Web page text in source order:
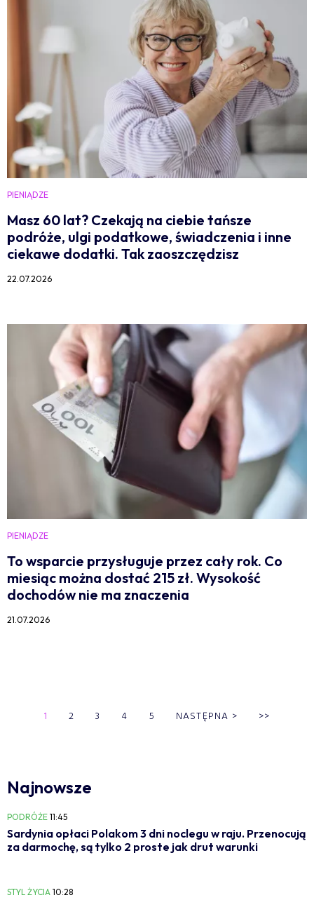
PIENIĄDZE
Masz 60 lat? Czekają na ciebie tańsze
podróże, ulgi podatkowe, świadczenia i inne
ciekawe dodatki. Tak zaoszczędzisz
22.07.2026
PIENIĄDZE
To wsparcie przysługuje przez cały rok. Co
miesiąc można dostać 215 zł. Wysokość
dochodów nie ma znaczenia
21.07.2026
1 2 3 4 5 NASTĘPNA > >>
Najnowsze
PODRÓŻE 11:45
Sardynia opłaci Polakom 3 dni noclegu w raju. Przenocują
za darmochę, są tylko 2 proste jak drut warunki
STYL ŻYCIA 10:28